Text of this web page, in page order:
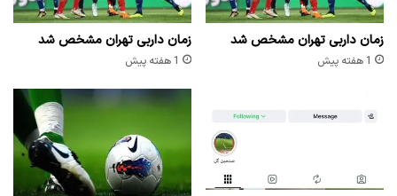
زمان داربی تهران مشخص شد
1 هفته پیش
زمان داربی تهران مشخص شد
1 هفته پیش